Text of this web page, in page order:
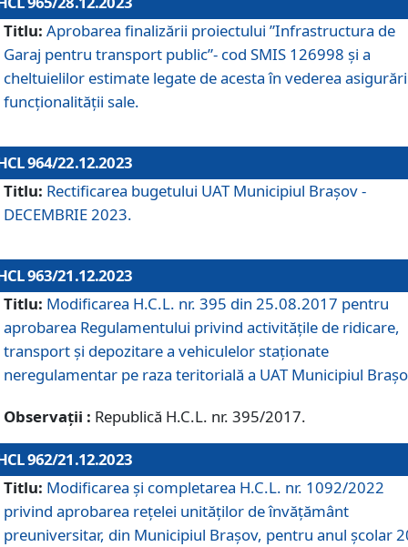
Titlu: Aprobarea finalizării proiectului ”Infrastructura de
Garaj pentru transport public”- cod SMIS 126998 și a
cheltuielilor estimate legate de acesta în vederea
funcționalității sale.
964/22.12.2023
Titlu: Rectificarea bugetului UAT Municipiul Braşov -
DECEMBRIE 2023.
963/21.12.2023
Titlu: Modificarea H.C.L. nr. 395 din 25.08.2017 pentru
aprobarea Regulamentului privind activitățile de ridicare,
transport şi depozitare a vehiculelor staționate
neregulamentar pe raza teritorială a UAT Municipiul
Observații : Republică H.C.L. nr. 395/2017.
962/21.12.2023
Titlu: Modificarea și completarea H.C.L. nr. 1092/2022
privind aprobarea rețelei unităților de învăţământ
preuniversitar, din Municipiul Braşov, pentru anul școlar